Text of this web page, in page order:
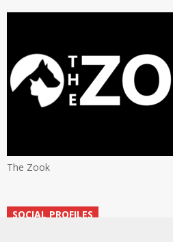
The Zook
SOCIAL PROFILES